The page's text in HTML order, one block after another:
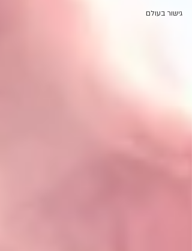
גישור בעולם